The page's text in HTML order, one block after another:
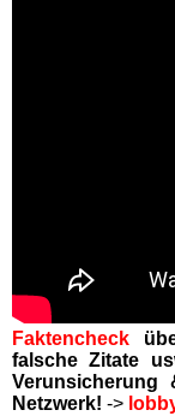
Faktencheck
falsche Zitate
Netzwerk! ->